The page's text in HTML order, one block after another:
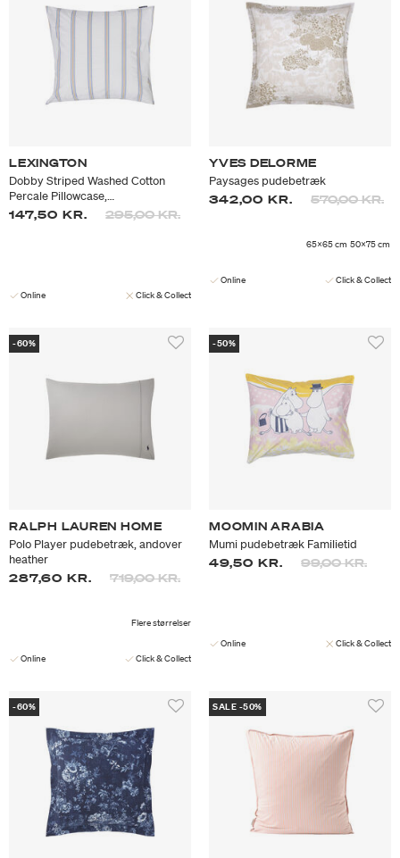
LEXINGTON
Dobby Striped Washed Cotton
Percale Pillowcase,
white/blue/beige
147,50 KR. Prisen er nedsat fra
295,00 KR.til
Online Click & Collect
YVES DELORME
Paysages pudebetræk
342,00 KR.
Prisen er
570,00 KR.til
65x65 cm 50x75 cm
Online Click & Collect
-60%
RALPH LAUREN HOME
Polo Player pudebetræk, andover
heather
287,60 KR.
Prisen er nedsat fra
719,00 KR.til
Flere størrelser
Online Click & Collect
-50%
MOOMIN ARABIA
Mumi pudebetræk Familietid
49,50 KR.
Prisen er
99,00 KR.til
Online Click & Collect
-60% SALE -50%